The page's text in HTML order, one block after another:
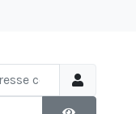
courriel